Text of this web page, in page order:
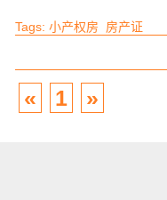
Tags:小产权房 房产证
« 1 »